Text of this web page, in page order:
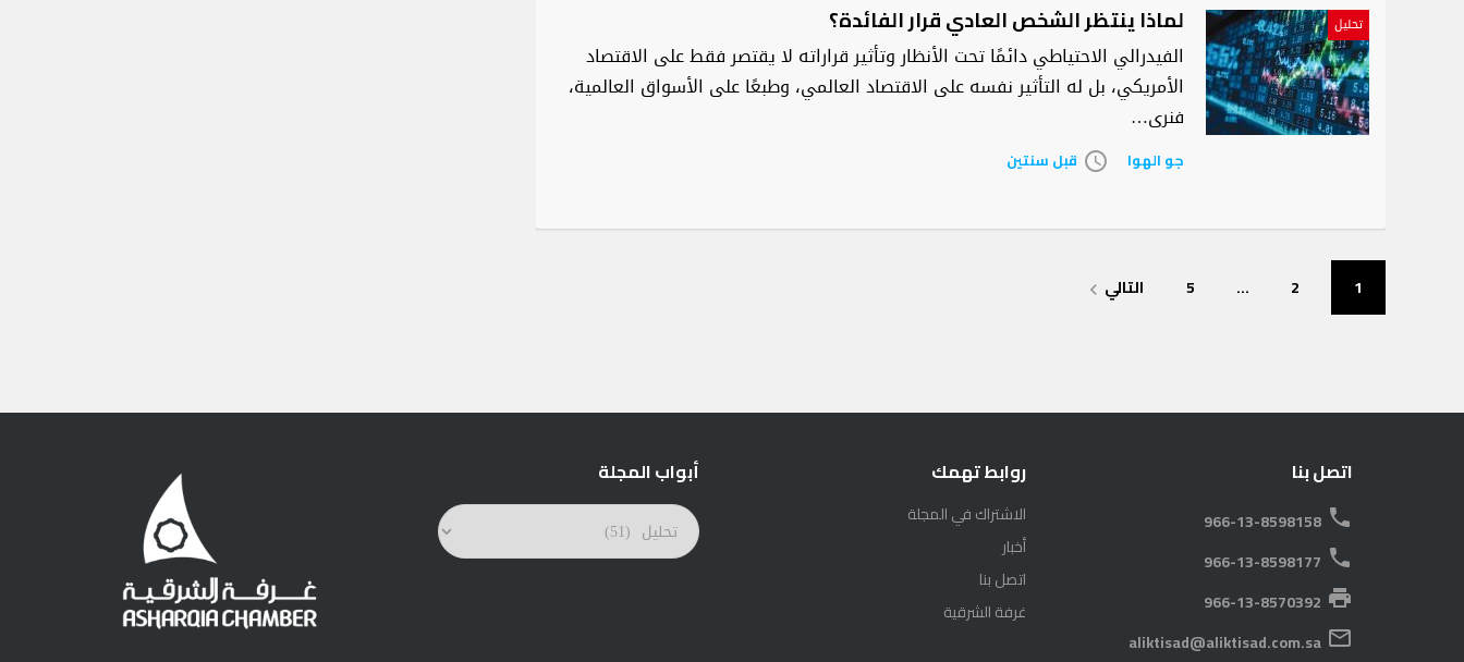
تحليل لماذا ينتظر الشخص العادي قرار الفائدة؟
الفيدرالي الاحتياطي دائمًا تحت الأنظار وتأثير قراراته لا يقتصر فقط على الاقتصاد
الأمريكي، بل له التأثير نفسه على الاقتصاد العالمي، وطبعًا على الأسواق العالمية،
فنرى…
جو الهوا access_time قبل سنتين
تعدد
صفحات
1
2
…
5 التالي navigate_next
اتصل بنا
phone
966-13-8598158
phone
966-13-8598177
print
966-13-8570392
mail_outline
aliktisad@aliktisad.com.sa
روابط تهمك
الاشتراك في المجلة
أخبار
اتصل بنا
غرفة الشرقية
أبواب المجلة
أبواب
المجلة